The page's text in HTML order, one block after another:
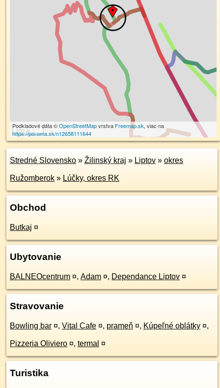
100 m
Podkladové dáta ©OpenStreetMapvrstva Freemap.sk, viac na
https://poi.oma.sk/n12658111644
Stredné Slovensko » Žilinský kraj » Liptov » okres
Ružomberok » Lúčky, okres RK
Obchod
Butkaj ¤
Ubytovanie
BALNEOcentrum ¤, Adam ¤, Dependance Liptov ¤
Stravovanie
Bowling bar ¤, Vital Cafe ¤, prameň ¤, Kúpeľné oblátky ¤,
Pizzeria Oliviero ¤, termal ¤
Turistika